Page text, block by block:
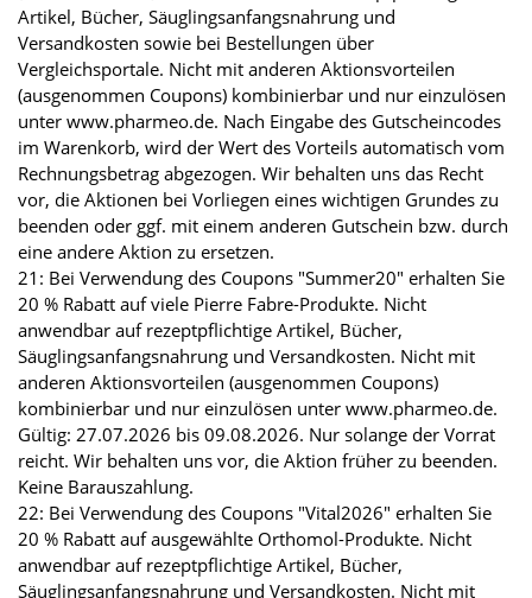
Artikel, Bücher, Säuglingsanfangsnahrung und
Versandkosten sowie bei Bestellungen über
Vergleichsportale. Nicht mit anderen Aktionsvorteilen
(ausgenommen Coupons) kombinierbar und nur einzulösen
unter www.pharmeo.de. Nach Eingabe des Gutscheincodes
im Warenkorb, wird der Wert des Vorteils automatisch vom
Rechnungsbetrag abgezogen. Wir behalten uns das Recht
vor, die Aktionen bei Vorliegen eines wichtigen Grundes zu
beenden oder ggf. mit einem anderen Gutschein bzw. durch
eine andere Aktion zu ersetzen.
21: Bei Verwendung des Coupons "Summer20" erhalten Sie
20 % Rabatt auf viele Pierre Fabre-Produkte. Nicht
anwendbar auf rezeptpflichtige Artikel, Bücher,
Säuglingsanfangsnahrung und Versandkosten. Nicht mit
anderen Aktionsvorteilen (ausgenommen Coupons)
kombinierbar und nur einzulösen unter www.pharmeo.de.
Gültig: 27.07.2026 bis 09.08.2026. Nur solange der Vorrat
reicht. Wir behalten uns vor, die Aktion früher zu beenden.
Keine Barauszahlung.
22: Bei Verwendung des Coupons "Vital2026" erhalten Sie
20 % Rabatt auf ausgewählte Orthomol-Produkte. Nicht
anwendbar auf rezeptpflichtige Artikel, Bücher,
Säuglingsanfangsnahrung und Versandkosten. Nicht mit